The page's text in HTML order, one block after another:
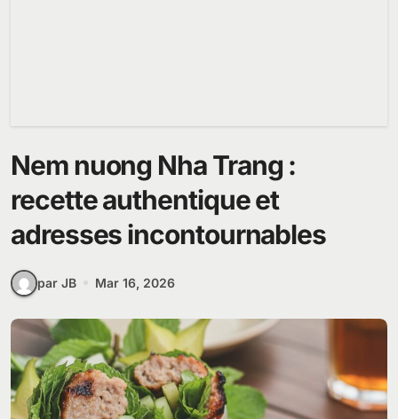
Nem nuong Nha Trang :
recette authentique et
adresses incontournables
par JB Mar 16, 2026